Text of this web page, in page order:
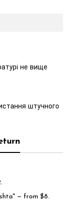
не вище
штучного
— from $8.